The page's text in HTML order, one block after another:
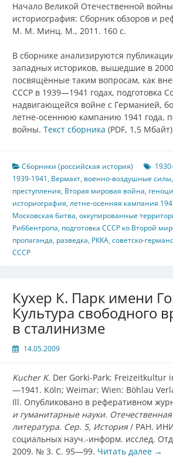
Начало Великой Отечественной
историография: Сборник обзоров и
М. М. Минц. М., 2011. 160 с.
В сборнике анализируются
западных историков, вышедшие в
посвящённые таким вопросам, как
СССР в 1939—1941 годах, подготовка
надвигающейся войне с Германией,
летне-осеннюю кампанию 1941 года,
войны. Текст сборника (PDF, 1,5
Сборники (российская история)
1939-1941, Вермахт, военно-воздушные силы,
преступления, Вторая мировая война,
историография,летне-осенняя кампания
Московская битва,оккупированные
Риббентропа, подготовка СССР ко Второй
пропаганда, разведка, РККА,советско-
СССР
Кухер К. Парк имени
Культура свободного
в сталинизме
14.05.2009
Kucher K. Der Gorki-Park: Freizeitkultur
—1941. Köln; Weimar; Wien: Böhlau
Ill. Опубликовано в реферативном
и гуманитарные науки.
литература. Сер. 5, История/ РАН.
социальных науч.-информ. исслед.
2009. № 3. С. 95—99. Читать далее →